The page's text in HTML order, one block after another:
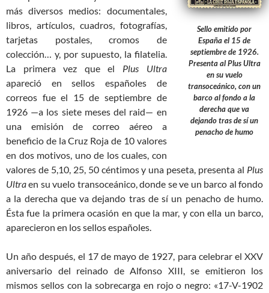
Sello emitido por
España el 15 de
septiembre de 1926.
Presenta al Plus Ultra
en su vuelo
transoceánico, con un
barco al fondo a la
derecha que va
dejando tras de sí un
penacho de humo
más diversos medios: documentales,
libros, artículos, cuadros, fotografías,
tarjetas postales, cromos de
colección… y, por supuesto, la filatelia.
La primera vez que el Plus Ultra
apareció en sellos españoles de
correos fue el 15 de septiembre de
1926 —a los siete meses del raid— en
una emisión de correo aéreo a
beneficio de la Cruz Roja de 10 valores
en dos motivos, uno de los cuales, con
valores de 5,10, 25, 50 céntimos y una peseta, presenta al Plus
Ultraen su vuelo transoceánico, donde se ve un barco al fondo
a la derecha que va dejando tras de sí un penacho de humo.
Ésta fue la primera ocasión en que la mar, y con ella un barco,
aparecieron en los sellos españoles.
Un año después, el 17 de mayo de 1927, para celebrar el XXV
aniversario del reinado de Alfonso XIII, se emitieron los
mismos sellos con la sobrecarga en rojo o negro: «17-V-1902